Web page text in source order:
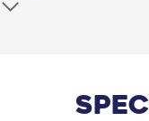
Armlæn